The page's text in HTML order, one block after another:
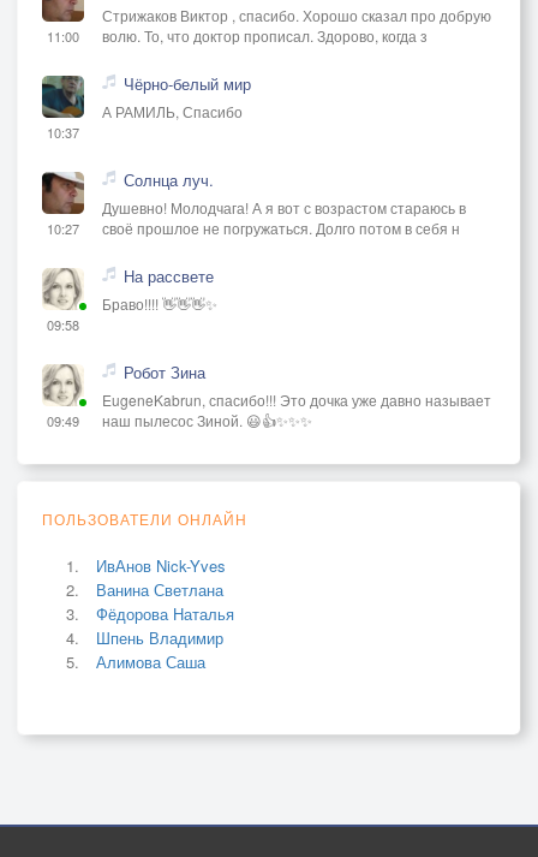
11:00
Стрижаков Виктор , спасибо. Хорошо сказал про добрую
волю. То, что доктор прописал. Здорово, когда з
10:37
Чёрно-белый мир
А РАМИЛЬ, Спасибо
10:27
Солнца луч.
Душевно! Молодчага! А я вот с возрастом стараюсь в
своё прошлое не погружаться. Долго потом в себя н
09:58
На рассвете
Браво!!!! 👋👋👋✨
09:49
Робот Зина
EugeneKabrun, спасибо!!! Это дочка уже давно называет
наш пылесос Зиной. 😃👍✨✨✨
ПОЛЬЗОВАТЕЛИ ОНЛАЙН
ИвАнов Nick-Yves
Ванина Светлана
Фёдорова Наталья
Шпень Владимир
Алимова Саша